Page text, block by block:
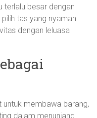
terlalu besar dengan
tas yang nyaman
dengan leluasa
untuk membawa barang,
dalam menunjang